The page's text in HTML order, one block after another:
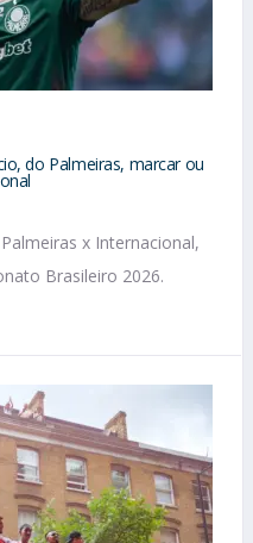
do Palmeiras, marcar ou
x Internacional,
Brasileiro 2026.